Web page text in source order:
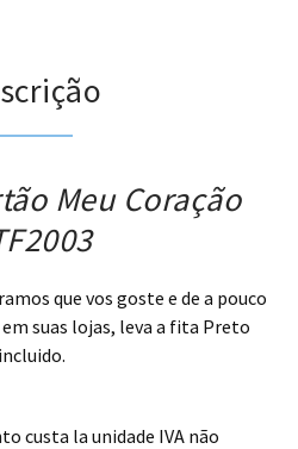
Meu Coração
que vos goste e de a pouco
suas lojas, leva a fita Preto
incluido.
custa la unidade IVA não